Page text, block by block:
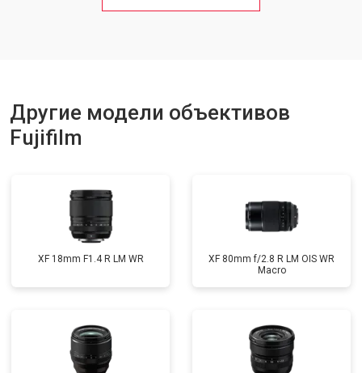
Другие модели объективов
Fujifilm
XF 18mm F1.4 R LM WR
XF 80mm f/2.8 R LM OIS WR
Macro